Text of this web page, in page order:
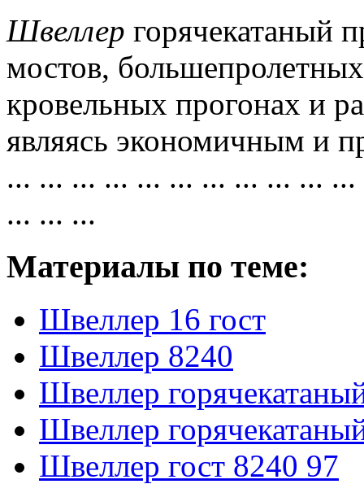
Швеллер горячекатаный
мостов,
кровельных прогонах и
являясь экономичным и
... ... ... ... ... ... ... ... ... ... ...
... ... ...
Материалы по теме:
Швеллер 16 гост
Швеллер 8240
Швеллер
Швеллер
Швеллер гост 8240 97